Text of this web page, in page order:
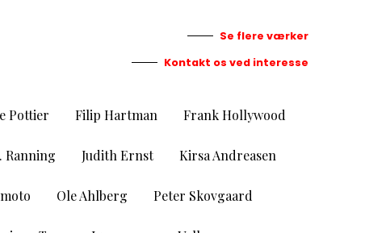
Se flere værker
Kontakt os ved interesse
Pottier Filip Hartman Frank Hollywood
Ranning Judith Ernst Kirsa Andreasen
Ole Ahlberg Peter Skovgaard